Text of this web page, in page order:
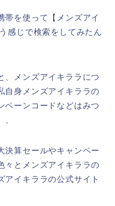
帯を使って【メンズアイ
感じで検索をしてみたん
、メンズアイキララにつ
自身メンズアイキララの
ペーンコードなどはみつ
決算セールやキャンペー
々とメンズアイキララの
アイキララの公式サイト